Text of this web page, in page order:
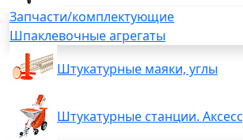
Запчасти/комплектующие
Шпаклевочные агрегаты
Штукатурные маяки, углы
Штукатурные станции.